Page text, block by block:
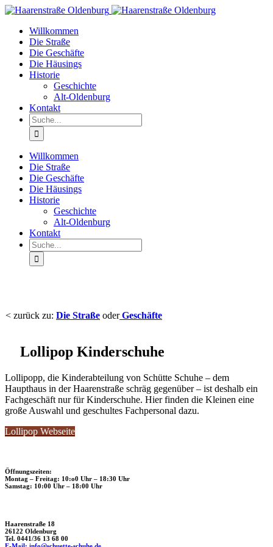
Willkommen
Die Straße
Die Geschäfte
Die Häusings
Historie
Geschichte
Alt-Oldenburg
Kontakt
Willkommen
Die Straße
Die Geschäfte
Die Häusings
Historie
Geschichte
Alt-Oldenburg
Kontakt
< zurück zu: Die Straße oderGeschäfte
Lollipop Kinderschuhe
Lollipopp, die Kinderabteilung von Schütte Schuhe – dem
Haupthaus in der Haarenstraße schräg gegenüber – ist deshalb ein
Fachgeschäft nur für Kinderschuhe. Hier finden die Kleinen eine
große Auswahl und geschultes Fachpersonal dazu.
Lollipop Webseite
Öffnungszeiten:
Montag – Freitag: 10:o0 Uhr – 18:30 Uhr
Samstag: 10:00 Uhr – 18:00 Uhr
Haarenstraße 18
26122 Oldenburg
Tel. 0441/36 13 68 00